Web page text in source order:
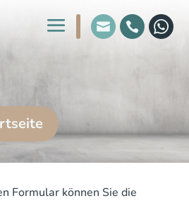
Formular können Sie die